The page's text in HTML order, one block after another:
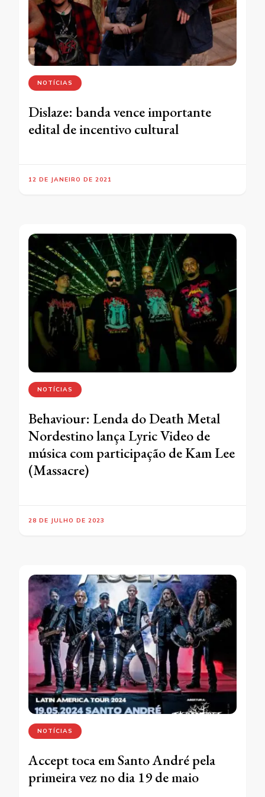
NOTÍCIAS
Dislaze: banda vence importante
edital de incentivo cultural
12 DE JANEIRO DE 2021
NOTÍCIAS
Behaviour: Lenda do Death Metal
Nordestino lança Lyric Video de
música com participação de Kam Lee
(Massacre)
28 DE JULHO DE 2023
NOTÍCIAS
Accept toca em Santo André pela
primeira vez no dia 19 de maio